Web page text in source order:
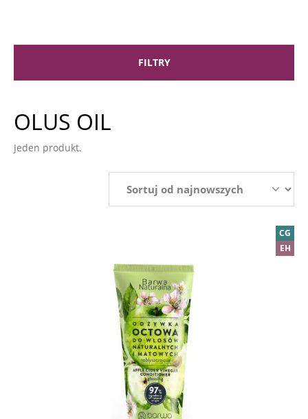
FILTRY
OLUS OIL
Jeden produkt.
CG
EH